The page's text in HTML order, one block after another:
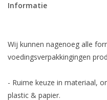
Informatie
Wij kunnen nagenoeg alle
voedingsverpakkingingen
- Ruime keuze in materiaal,
plastic & papier.